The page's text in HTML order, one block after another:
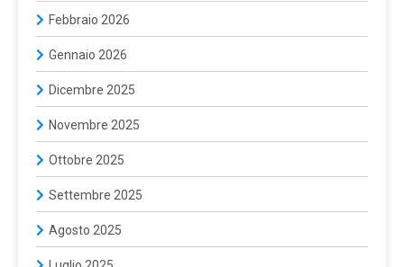
Febbraio 2026
Gennaio 2026
Dicembre 2025
Novembre 2025
Ottobre 2025
Settembre 2025
Agosto 2025